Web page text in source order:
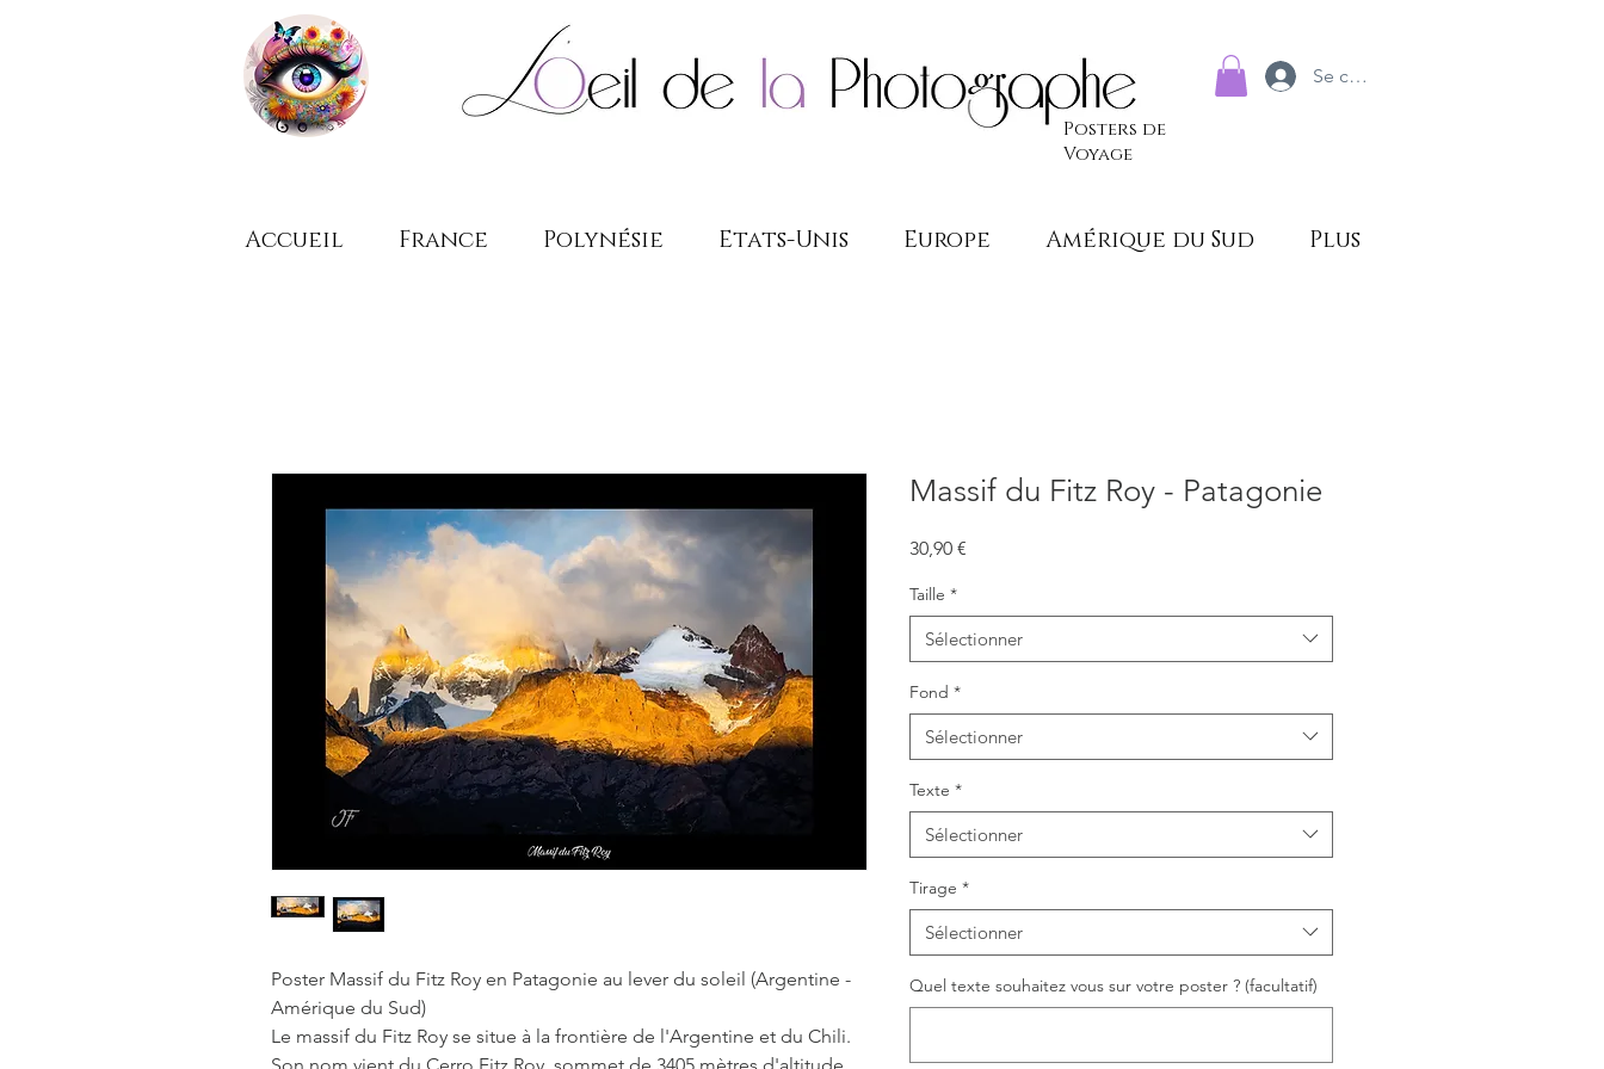
Posters de
Voyage
Se connecter
Accueil France Polynésie Etats-Unis Europe Amérique du Sud Plus
Poster Massif du Fitz Roy en Patagonie au lever du soleil (Argentine -
Amérique du Sud)
Le massif du Fitz Roy se situe à la frontière de l'Argentine et du Chili.
Son nom vient du Cerro Fitz Roy, sommet de 3405 mètres d'altitude.
Massif du Fitz Roy - Patagonie
30,90 €
Taille *
Sélectionner
Fond *
Sélectionner
Texte *
Sélectionner
Tirage *
Sélectionner
Quel texte souhaitez vous sur votre poster ? (facultatif)